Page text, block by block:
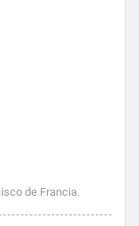
de Francia.